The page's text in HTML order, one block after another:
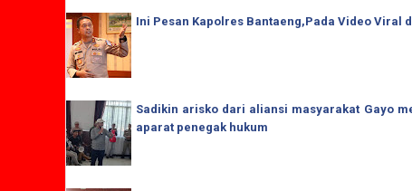
Ini Pesan Kapolres Bantaeng,Pada Video Viral
Sadikin arisko dari aliansi masyarakat Gayo
aparat penegak hukum